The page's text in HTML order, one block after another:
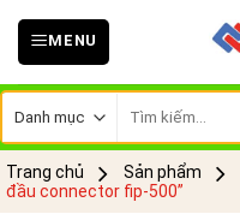
Skip
MENU
kiếm:
Trang chủ Sản phẩm
đầu connector fip-500”